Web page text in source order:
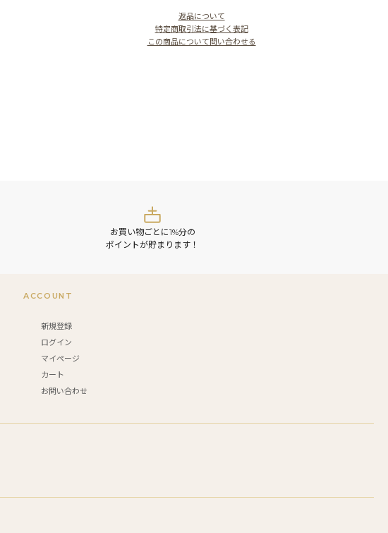
返品について
特定商取引法に基づく表記
この商品について問い合わせる
お買い物ごとに1%分の
ポイントが貯まります！
ACCOUNT
新規登録
ログイン
マイページ
カート
お問い合わせ